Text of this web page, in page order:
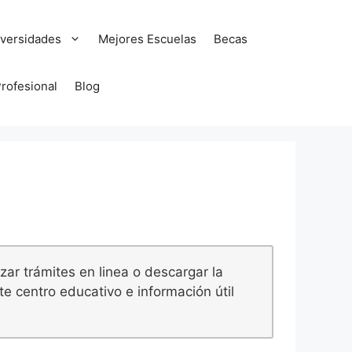
Mejores Escuelas Becas
Blog
trámites en linea o descargar la
centro educativo e información útil